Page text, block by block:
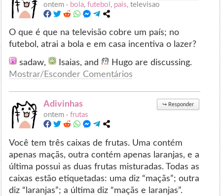
ontem · bola,futebol , pais, televisao
O que é que na televisão cobre um país; no
futebol, atrai a bola e em casa incentiva o lazer?
sadaw, Isaias, and
Hugo are discussing.
Mostrar/Esconder Comentários
Adivinhas ↪ Responder
ontem ·frutas
Você tem três caixas de frutas. Uma contém
apenas maçãs, outra contém apenas laranjas, e a
última possui as duas frutas misturadas. Todas as
caixas estão etiquetadas: uma diz “maçãs”; outra
diz “laranjas”; a última diz “maçãs e laranjas”.